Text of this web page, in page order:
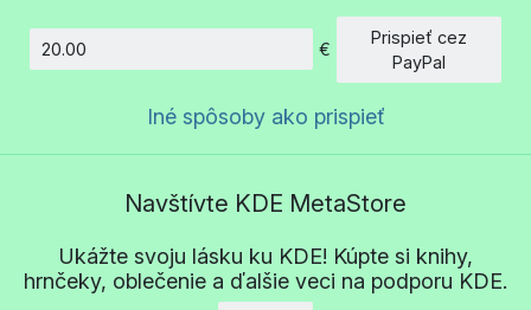
Množstvo
€
Prispieť cez
PayPal
Iné spôsoby ako prispieť
Navštívte KDE MetaStore
Ukážte svoju lásku ku KDE! Kúpte si knihy,
hrnčeky, oblečenie a ďalšie veci na podporu KDE.